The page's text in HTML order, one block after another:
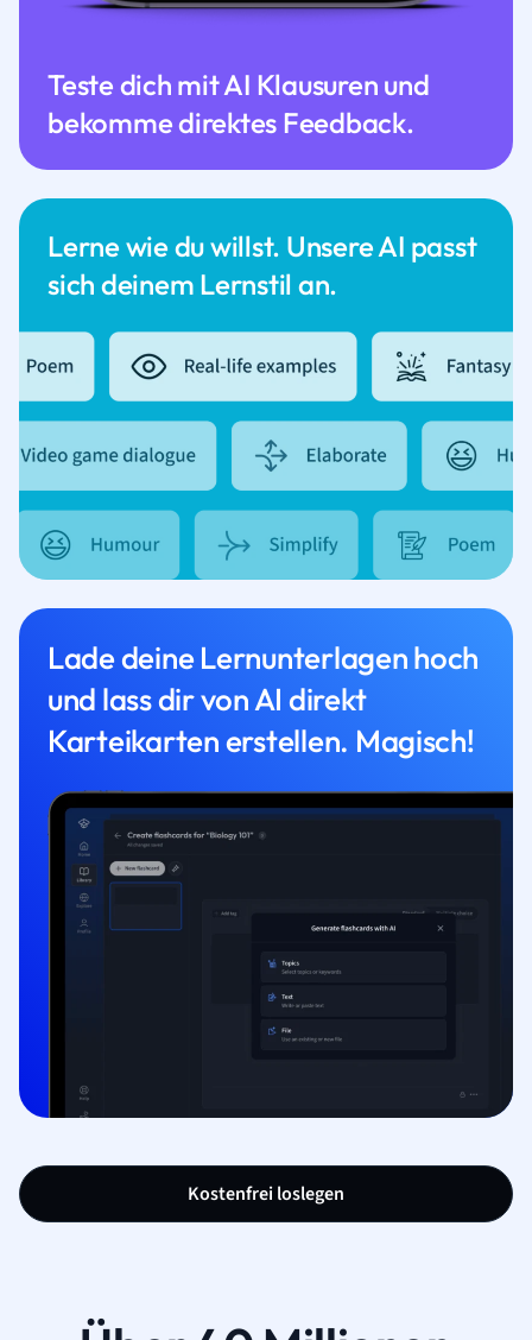
Lerne wie du willst. Unsere AI passt
sich deinem Lernstil an.
Teste dich mit AI Klausuren und
bekomme direktes Feedback.
Lade deine Lernunterlagen hoch
und lass dir von AI direkt
Karteikarten erstellen. Magisch!
Kostenfrei loslegen